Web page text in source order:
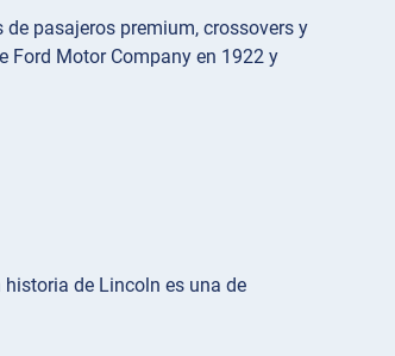
pasajeros premium, crossovers y
Ford Motor Company en 1922 y
de Lincoln es una de